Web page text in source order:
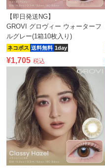
【即日発送NG】
GROVI グロヴィー ウォーターフ
ルグレー(1箱10枚入り)
ネコポス 送料無料 1day
¥1,705 税込